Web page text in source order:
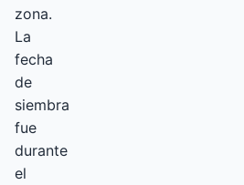
zona.
La
fecha
de
siembra
fue
durante
el